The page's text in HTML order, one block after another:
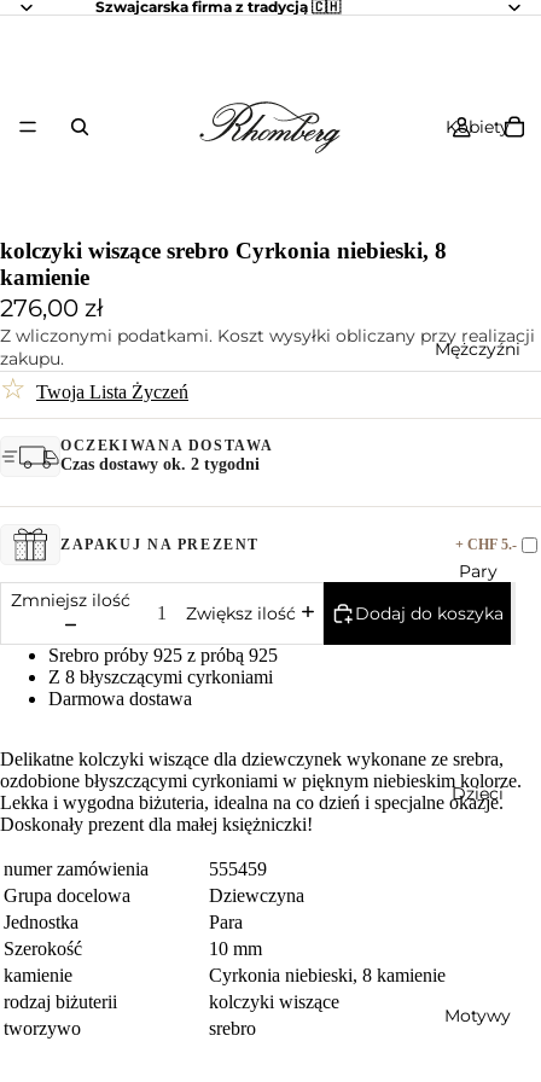
Szwajcarska firma z tradycją 🇨🇭
Kobiety
Mężczyźni
Pary
Dzieci
Motywy
kolczyki wiszące srebro Cyrkonia niebieski, 8
kamienie
276,00 zł
Z wliczonymi podatkami. Koszt wysyłki obliczany przy realizacji
zakupu.
☆ Twoja Lista Życzeń
OCZEKIWANA DOSTAWA
Czas dostawy ok. 2 tygodni
ZAPAKUJ NA PREZENT + CHF 5.-
Zmniejsz ilość
Zwiększ ilość Dodaj do koszyka
Srebro próby 925 z próbą 925
Z 8 błyszczącymi cyrkoniami
Darmowa dostawa
Delikatne kolczyki wiszące dla dziewczynek wykonane ze srebra,
ozdobione błyszczącymi cyrkoniami w pięknym niebieskim kolorze.
Lekka i wygodna biżuteria, idealna na co dzień i specjalne okazje.
Doskonały prezent dla małej księżniczki!
numer zamówienia
555459
Grupa docelowa
Dziewczyna
Jednostka
Para
Szerokość
10 mm
kamienie
Cyrkonia niebieski, 8 kamienie
rodzaj biżuterii
kolczyki wiszące
tworzywo
srebro